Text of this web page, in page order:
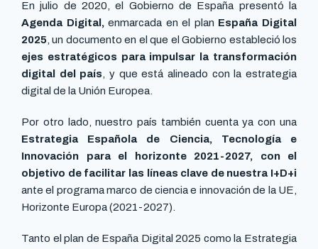
En julio de 2020, el Gobierno de España presentó la
Agenda Digital,enmarcada en el plan España Digital
2025 , un documento en el que el Gobierno estableció los
ejes estratégicos para impulsar la transformación
digital del país , y que está alineado con la estrategia
digital de la Unión Europea.
Por otro lado, nuestro país también cuenta ya con una
Estrategia Española de Ciencia, Tecnología e
Innovación para el horizonte 2021-2027, con el
objetivo de facilitar las líneas clave de nuestra I+D+i
ante el programa marco de ciencia e innovación de la UE,
Horizonte Europa (2021-2027).
Tanto el plan de España Digital 2025 como la Estrategia